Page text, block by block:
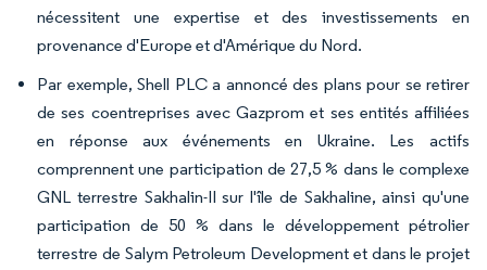
nécessitent une expertise et des investissements en
provenance d'Europe et d'Amérique du Nord.
Par exemple, Shell PLC a annoncé des plans pour se retirer
de ses coentreprises avec Gazprom et ses entités affiliées
en réponse aux événements en Ukraine. Les actifs
comprennent une participation de 27,5 % dans le complexe
GNL terrestre Sakhalin-II sur l'île de Sakhaline, ainsi qu'une
participation de 50 % dans le développement pétrolier
terrestre de Salym Petroleum Development et dans le projet